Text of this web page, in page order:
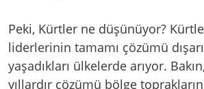
Peki, Kürtler ne düşünüyor?
liderlerinin tamamı çözümü
yaşadıkları ülkelerde arıyor.
yıllardır çözümü bölge